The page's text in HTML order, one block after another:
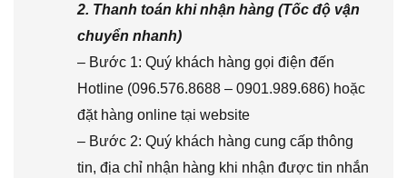
2. Thanh toán khi nhận hàng (Tốc độ vận
chuyển nhanh)
– Bước 1: Quý khách hàng gọi điện đến
Hotline (096.576.8688 – 0901.989.686) hoặc
đặt hàng online tại website
– Bước 2: Quý khách hàng cung cấp thông
tin, địa chỉ nhận hàng khi nhận được tin nhắn